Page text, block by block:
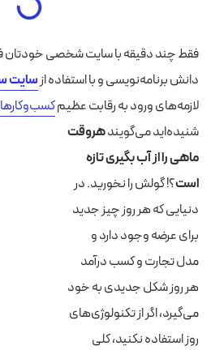
فقط چند دقیقه با سایت شخصی خودتان
دانش برنامه‌نویسی و با استفاده ازسایت
لازمه‌های ورود به رقابت عظیم
شنیده‌اید می‌گویندهروقت
ماهی را از آب بگیری تازه
است؟! گولش را نخورید. در
دنیایی که هر روز چیز جدید
برای عرضه وجود دارد و
مدل تجارت و کسب درآمد
هر روز شکل جدیدی به خود
می‌گیرد، اگر از تکنولوژی‌های
روز استفاده نکنید، کلی